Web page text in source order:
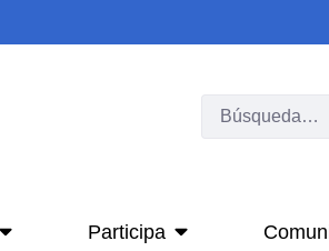
Participa